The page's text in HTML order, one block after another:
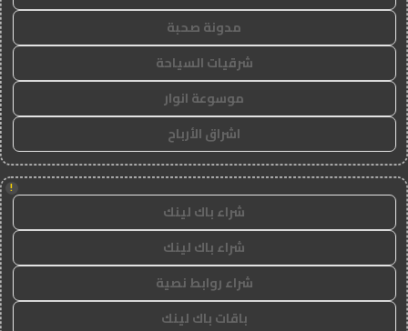
مدونة صحبة
شرقيات السياحة
موسوعة انوار
اشراق الأرباح
!
شراء باك لينك
شراء باك لينك
شراء روابط نصية
باقات باك لينك